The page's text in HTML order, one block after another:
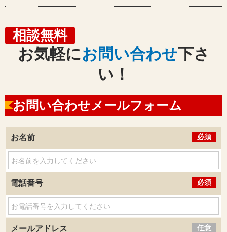
相談無料
お気軽にお問い合わせ 下さ
い！
お問い合わせメールフォーム